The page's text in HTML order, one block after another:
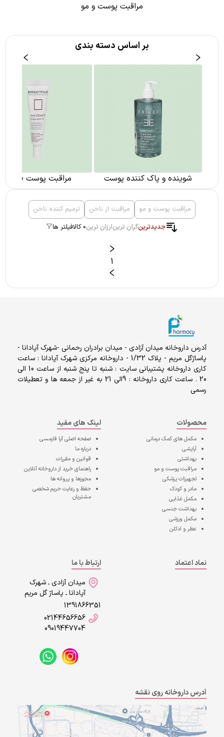
مراقبت پوست و مو
بر اساس دسته بندی
شوینده و پاک کننده پوست مراقبت پوست صورت
مراقبت پوست و مو مراقبت از ناخن
ترمیم کننده ناخن
جدیدترینگران ترینارزان ترین0 کالا فیلتر ها
1
آدرس داروخانه میدان آزادی - میدان برادران رحمانی -شهرک آپادانا -
پاساژگل مریم - پلاک 1/32 - داروخانه مرکزی شهرک آپادانا : ساعت
کاری داروخانه پشتیبانی سایت : شنبه تا پنج شنبه از ساعت 10 الی
20 . ساعت کاری داروخانه : 9الی 21 به غیر از جمعه ها و تعطیلات
رسمی
محصولات
مکمل های کمک درمانی
آرایشی
بهداشتی
مراقبت پوست و مو
تجهیزات پزشکی
مادر و کودک
مکمل غذایی
بهداشت جنسی
مکمل ورزشی
عطر و ادکلن
لینک های مفید
صفحه اصلیآپا فارمسی
درباره ما
قوانین و مقررات
راهنمای خرید از داروخانه آنلاین
مجوزها و پروانه ها
حفظ و رعایت حریم شخصی
مشتریان
نماد اعتماد
ارتباط با ما
میدان آزادی ـ شهرک
آپادانا ـ پاساژ گل مریم
1391866351
02144656656
09019447704
آدرس داروخانه روی نقشه